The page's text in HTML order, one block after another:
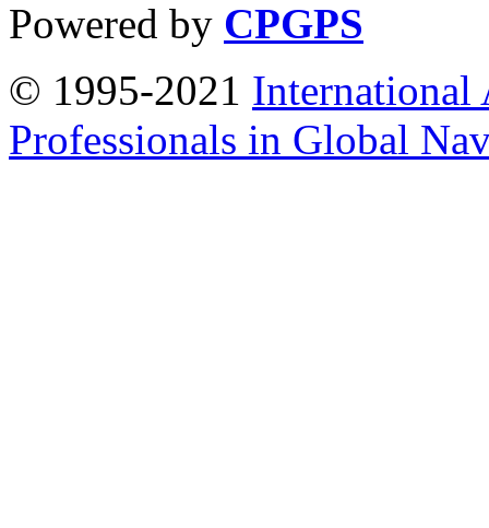
Powered by CPGPS
© 1995-2021 International
Professionals in Global